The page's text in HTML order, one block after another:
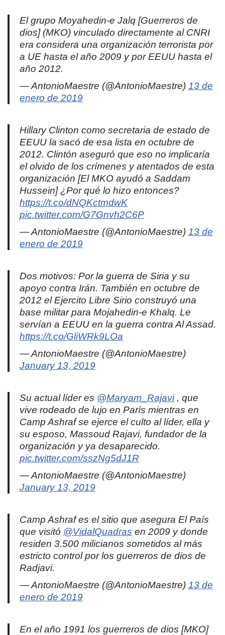
El grupo Moyahedin-e Jalq [Guerreros de
dios] (MKO) vinculado directamente al CNRI
era considera una organización terrorista por
a UE hasta el año 2009 y por EEUU hasta el
año 2012.
— AntonioMaestre (@AntonioMaestre) 13 de
enero de 2019
Hillary Clinton como secretaria de estado de
EEUU la sacó de esa lista en octubre de
2012. Clintón aseguró que eso no implicaría
el olvido de los crímenes y atentados de esta
organización [El MKO ayudó a Saddam
Hussein] ¿Por qué lo hizo entonces?
https://t.co/dNQKctmdwK
pic.twitter.com/G7Gnvh2C6P
— AntonioMaestre (@AntonioMaestre) 13 de
enero de 2019
Dos motivos: Por la guerra de Siria y su
apoyo contra Irán. También en octubre de
2012 el Ejercito Libre Sirio construyó una
base militar para Mojahedin-e Khalq. Le
servían a EEUU en la guerra contra Al Assad.
https://t.co/GliWRk9LOa
— AntonioMaestre (@AntonioMaestre)
January 13, 2019
Su actual líder es @Maryam_Rajavi, que
vive rodeado de lujo en París mientras en
Camp Ashraf se ejerce el culto al líder, ella y
su esposo, Massoud Rajavi, fundador de la
organización y ya desaparecido.
pic.twitter.com/sszNg5dJ1R
— AntonioMaestre (@AntonioMaestre)
January 13, 2019
Camp Ashraf es el sitio que asegura El País
que visitó @VidalQuadras en 2009 y donde
residen 3.500 milicianos sometidos al más
estricto control por los guerreros de dios de
Radjavi.
— AntonioMaestre (@AntonioMaestre) 13 de
enero de 2019
En el año 1991 los guerreros de dios [MKO]